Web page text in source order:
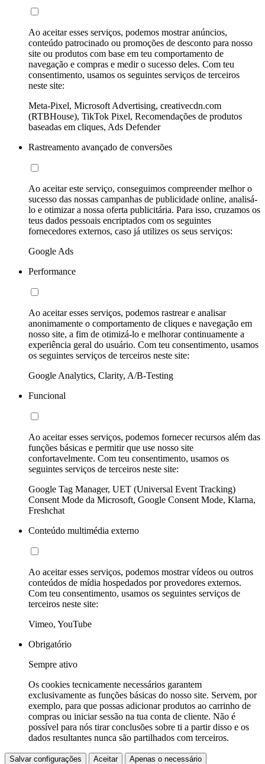
Ao aceitar esses serviços, podemos mostrar anúncios,
conteúdo patrocinado ou promoções de desconto para nosso
site ou produtos com base em teu comportamento de
navegação e compras e medir o sucesso deles. Com teu
consentimento, usamos os seguintes serviços de terceiros
neste site:
Meta-Pixel, Microsoft Advertising, creativecdn.com
(RTBHouse), TikTok Pixel, Recomendações de produtos
baseadas em cliques, Ads Defender
Rastreamento avançado de conversões
Ao aceitar este serviço, conseguimos compreender melhor o
sucesso das nossas campanhas de publicidade online, analisá-
lo e otimizar a nossa oferta publicitária. Para isso, cruzamos os
teus dados pessoais encriptados com os seguintes
fornecedores externos, caso já utilizes os seus serviços:
Google Ads
Performance
Ao aceitar esses serviços, podemos rastrear e analisar
anonimamente o comportamento de cliques e navegação em
nosso site, a fim de otimizá-lo e melhorar continuamente a
experiência geral do usuário. Com teu consentimento, usamos
os seguintes serviços de terceiros neste site:
Google Analytics, Clarity, A/B-Testing
Funcional
Ao aceitar esses serviços, podemos fornecer recursos além das
funções básicas e permitir que use nosso site
confortavelmente. Com teu consentimento, usamos os
seguintes serviços de terceiros neste site:
Google Tag Manager, UET (Universal Event Tracking)
Consent Mode da Microsoft, Google Consent Mode, Klarna,
Freshchat
Conteúdo multimédia externo
Ao aceitar esses serviços, podemos mostrar vídeos ou outros
conteúdos de mídia hospedados por provedores externos.
Com teu consentimento, usamos os seguintes serviços de
terceiros neste site:
Vimeo, YouTube
Obrigatório
Sempre ativo
Os cookies tecnicamente necessários garantem
exclusivamente as funções básicas do nosso site. Servem, por
exemplo, para que possas adicionar produtos ao carrinho de
compras ou iniciar sessão na tua conta de cliente. Não é
possível para nós tirar conclusões sobre ti a partir disso e os
dados resultantes nunca são partilhados com terceiros.
Salvar configurações Aceitar Apenas o necessário